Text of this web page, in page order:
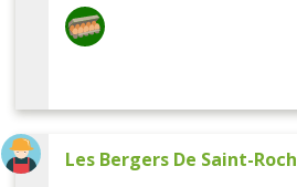
Les Bergers De Saint-Roch